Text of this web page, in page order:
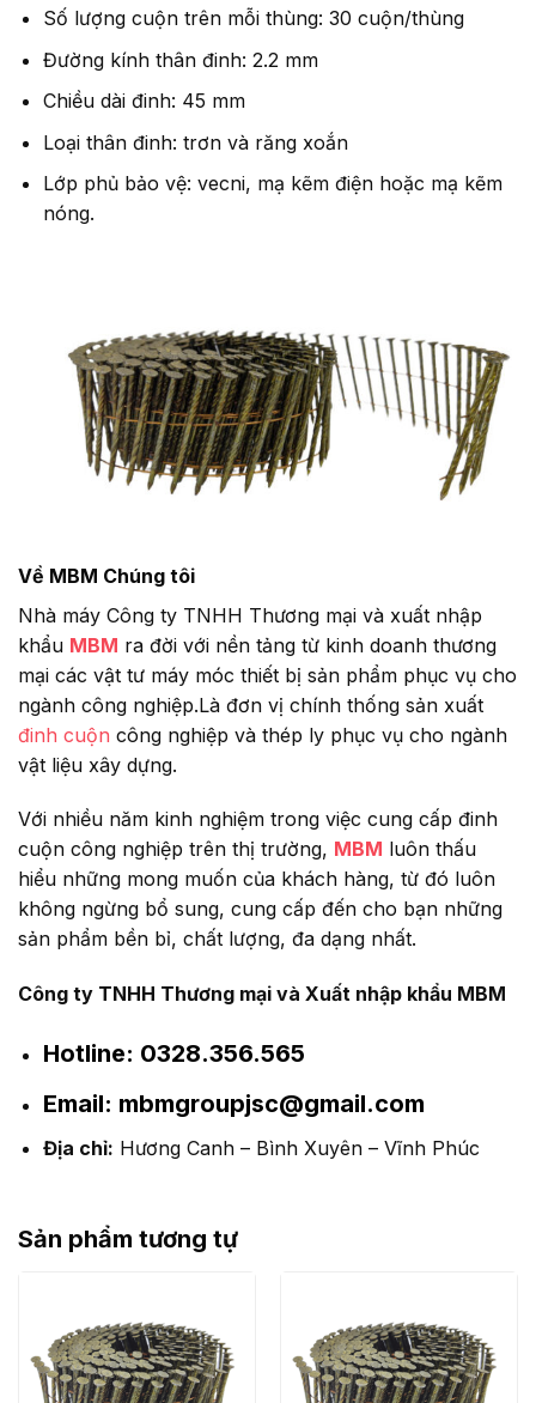
Số lượng cuộn trên mỗi thùng: 30 cuộn/thùng
Đường kính thân đinh: 2.2 mm
Chiều dài đinh: 45 mm
Loại thân đinh: trơn và răng xoắn
Lớp phủ bảo vệ: vecni, mạ kẽm điện hoặc mạ kẽm
nóng.
Về MBM Chúng tôi
Nhà máy Công ty TNHH Thương mại và xuất nhập
khẩu MBM ra đời với nền tảng từ kinh doanh thương
mại các vật tư máy móc thiết bị sản phẩm phục vụ cho
ngành công nghiệp.Là đơn vị chính thống sản xuất
đinh cuộn công nghiệp và thép ly phục vụ cho ngành
vật liệu xây dựng.
Với nhiều năm kinh nghiệm trong việc cung cấp đinh
cuộn công nghiệp trên thị trường, MBM luôn thấu
hiểu những mong muốn của khách hàng, từ đó luôn
không ngừng bổ sung, cung cấp đến cho bạn những
sản phẩm bền bỉ, chất lượng, đa dạng nhất.
Công ty TNHH Thương mại và Xuất nhập khẩu MBM
Hotline: 0328.356.565
Email: mbmgroupjsc@gmail.com
Địa chỉ: Hương Canh – Bình Xuyên – Vĩnh Phúc
Sản phẩm tương tự